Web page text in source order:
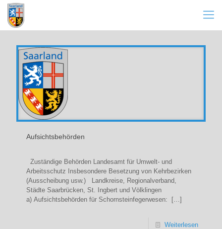
Aufsichtsbehörden
Zuständige Behörden Landesamt für Umwelt- und
Arbeitsschutz Insbesondere Besetzung von Kehrbezirken
(Ausscheibung usw.) Landkreise, Regionalverband,
Städte Saarbrücken, St. Ingbert und Völklingen
a) Aufsichtsbehörden für Schornsteinfegerwesen:
[…]
Weiterlesen